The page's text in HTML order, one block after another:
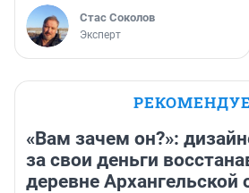
Стас Соколов
Эксперт
«Вам зачем он?»:
за свои деньги
деревне Архангельской